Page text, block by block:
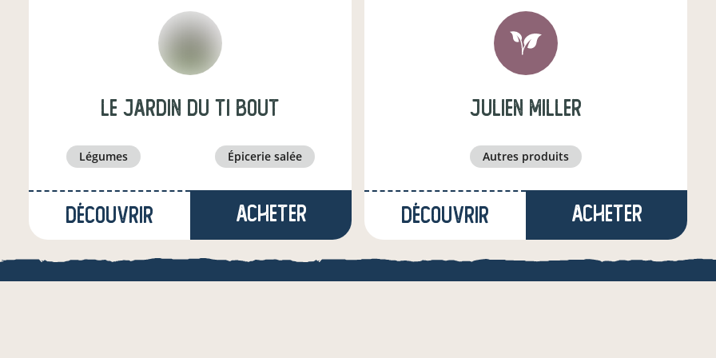
Le jardin du Ti bout
légumes épicerie salée
Découvrir Acheter
julien miller
autres produits
Découvrir Acheter